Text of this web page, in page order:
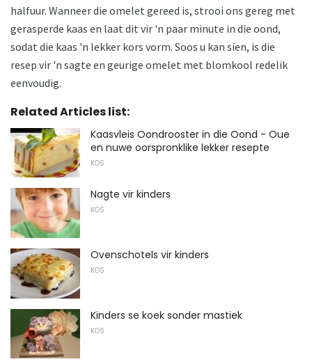
halfuur. Wanneer die omelet gereed is, strooi ons gereg met
gerasperde kaas en laat dit vir 'n paar minute in die oond,
sodat die kaas 'n lekker kors vorm. Soos u kan sien, is die
resep vir 'n sagte en geurige omelet met blomkool redelik
eenvoudig.
Related Articles list:
Kaasvleis Oondrooster in die Oond - Oue
en nuwe oorspronklike lekker resepte
KOS
Nagte vir kinders
KOS
Ovenschotels vir kinders
KOS
Kinders se koek sonder mastiek
KOS